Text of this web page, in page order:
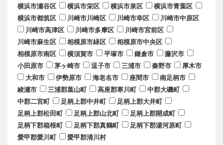
横浜市瀬谷区
横浜市栄区 横浜市泉区
横浜市青葉区
横浜市都筑区
川崎市川崎区 川崎市幸区
川崎市中原区
川崎市高津区
川崎市多摩区
川崎市宮前区
川崎市麻生区
相模原市緑区
相模原市中央区
相模原市南区
横須賀市 平塚市 鎌倉市
藤沢市
小田原市
茅ヶ崎市 逗子市 三浦市 秦野市
厚木市
大和市
伊勢原市 海老名市 座間市
南足柄市
綾瀬市
三浦郡葉山町 高座郡寒川町
中郡大磯町
中郡二宮町
足柄上郡中井町
足柄上郡大井町
足柄上郡松田町
足柄上郡山北町
足柄上郡開成町
足柄下郡箱根町
足柄下郡真鶴町
足柄下郡湯河原町
愛甲郡愛川町
愛甲郡清川村